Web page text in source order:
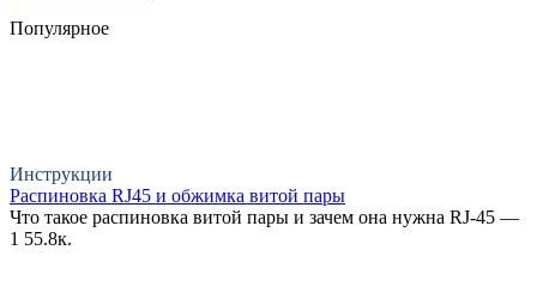
Популярное
Инструкции
Распиновка RJ45 и обжимка витой пары
Что такое распиновка витой пары и зачем она нужна RJ-45 —
1 55.8к.